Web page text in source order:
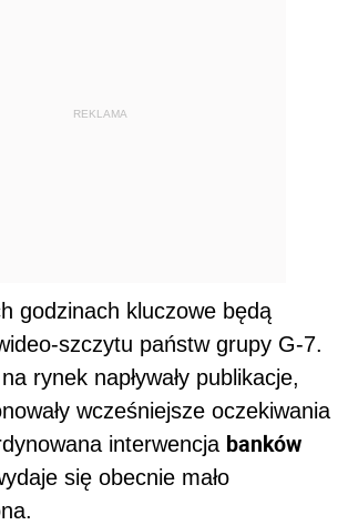
REKLAMA
godzinach kluczowe będą
szczytu państw grupy G-7.
rynek napływały publikacje,
wcześniejsze oczekiwania
interwencja banków
się obecnie mało